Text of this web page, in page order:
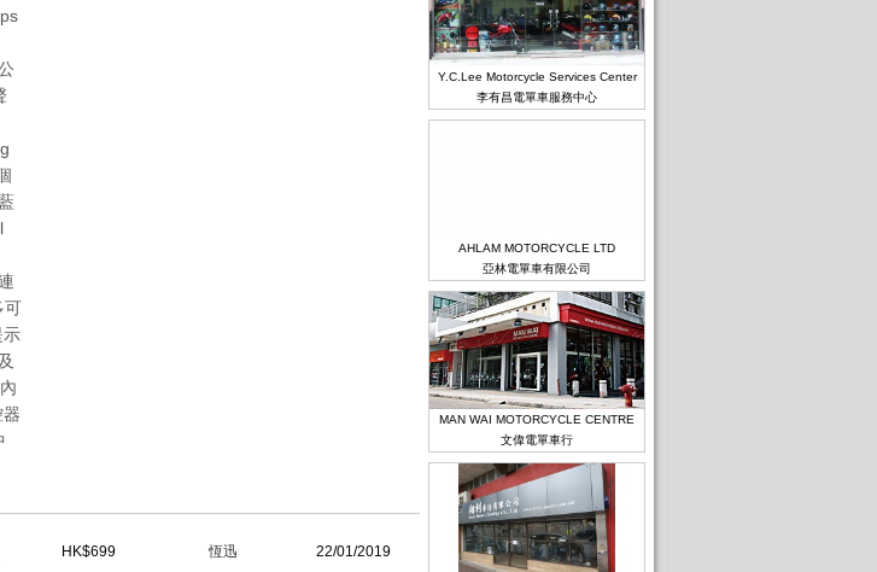
可
示
HK$699 恆迅 22/01/2019
Y.C.Lee Motorcycle Services Center
李有昌電單車服務中心
AHLAM MOTORCYCLE LTD
亞林電單車有限公司
MAN WAI MOTORCYCLE CENTRE
文偉電單車行